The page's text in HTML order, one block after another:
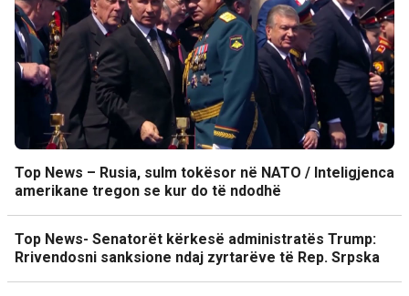
Top News – Rusia, sulm tokësor në NATO / Inteligjenca
amerikane tregon se kur do të ndodhë
Top News- Senatorët kërkesë administratës Trump:
Rrivendosni sanksione ndaj zyrtarëve të Rep. Srpska